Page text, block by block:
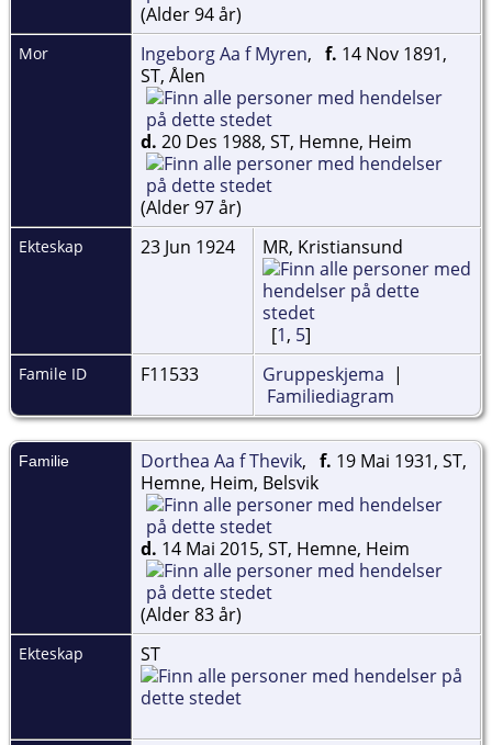
(Alder 94 år)
Mor Ingeborg Aa f Myren, f. 14 Nov 1891,
ST, Ålen
d. 20 Des 1988, ST, Hemne, Heim
(Alder 97 år)
Ekteskap 23 Jun 1924 MR, Kristiansund
[1, 5]
Famile ID F11533 Gruppeskjema |
Familiediagram
Familie Dorthea Aa f Thevik, f. 19 Mai 1931, ST,
Hemne, Heim, Belsvik
d. 14 Mai 2015, ST, Hemne, Heim
(Alder 83 år)
Ekteskap ST